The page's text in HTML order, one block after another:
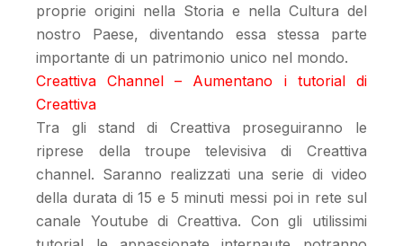
proprie origini nella Storia e nella Cultura del
nostro Paese, diventando essa stessa parte
importante di un patrimonio unico nel mondo.
Creattiva Channel – Aumentano i tutorial di
Creattiva
Tra gli stand di Creattiva proseguiranno le
riprese della troupe televisiva di Creattiva
channel. Saranno realizzati una serie di video
della durata di 15 e 5 minuti messi poi in rete sul
canale Youtube di Creattiva. Con gli utilissimi